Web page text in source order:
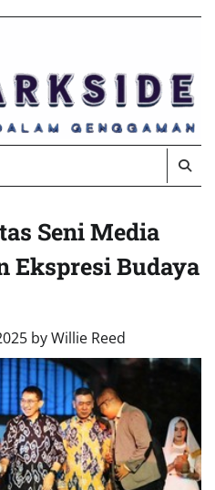
Seni Media
Ekspresi Budaya
byWillie Reed